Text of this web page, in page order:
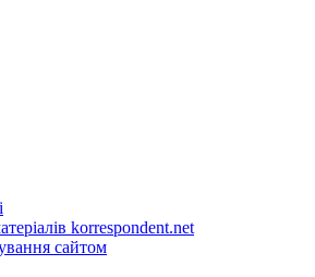
korrespondent.net
сайтом